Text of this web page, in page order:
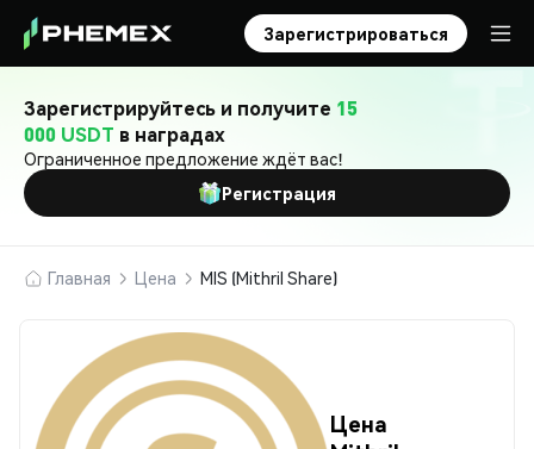
Зарегистрироваться
Зарегистрируйтесь и получите 15
000 USDT в наградах
Ограниченное предложение ждёт вас!
Регистрация
Главная Цена MIS (Mithril Share)
Цена